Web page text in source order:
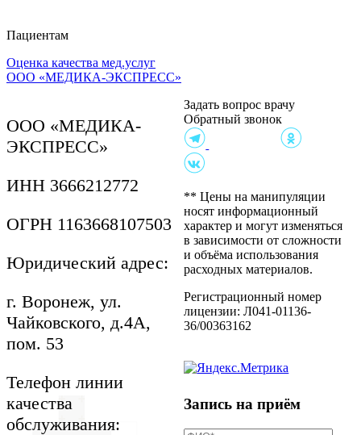
Пациентам
Клиника на ул.
Чайковского, 4А
персональных данных
Политика в отношении
обработки персональных
Согласие пациента на
осмотр
распорядка
Приказы на проведение
Информация для
пациентов
Оценка качества мед.услуг
ООО «МЕДИКА-ЭКСПРЕСС»
ООО «МЕДИКА-
ЭКСПРЕСС»
ИНН 3666212772
ОГРН 1163668107503
Юридический адрес:
г. Воронеж, ул.
Чайковского, д.4А,
пом. 53
Телефон линии
качества
обслуживания:
Задать вопрос врачу
Обратный звонок
** Цены на манипуляции
носят информационный
характер и могут изменяться
в зависимости от сложности
и объёма использования
расходных материалов.
Регистрационный номер
лицензии: Л041-01136-
36/00363162
Запись на приём